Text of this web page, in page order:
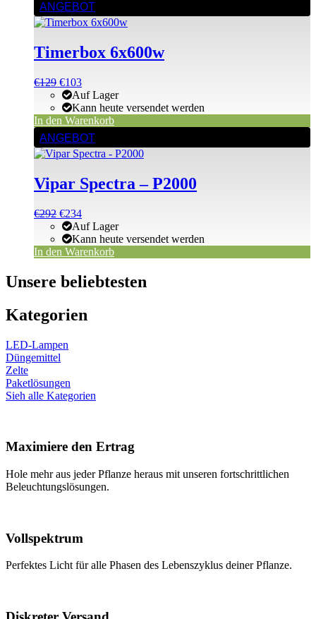
ANGEBOT
Timerbox 6x600w
Ursprünglicher
Preis
war:
€129
€129Aktueller
Preis
ist:
€129.
€103
Auf Lager
Kann heute versendet werden
In den Warenkorb
ANGEBOT
Vipar Spectra – P2000
Ursprünglicher
Preis
war:
€292
€292Aktueller
Preis
ist:
€292.
€234
Auf Lager
Kann heute versendet werden
In den Warenkorb
Unsere beliebtesten
Kategorien
LED-Lampen
Düngemittel
Zelte
Paketlösungen
Sieh alle Kategorien
Maximiere den Ertrag
Hole mehr aus jeder Pflanze heraus mit unseren fortschrittlichen
Beleuchtungslösungen.
Vollspektrum
Perfektes Licht für alle Phasen des Lebenszyklus deiner Pflanze.